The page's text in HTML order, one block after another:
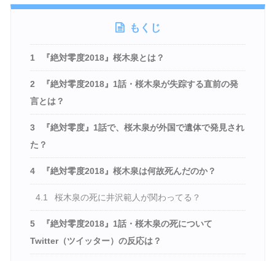
もくじ
1 『絶対零度2018』桜木泉とは？
2
『絶対零度2018』1話・桜木泉が失踪する直前の発
言とは？
3
『絶対零度』1話で、桜木泉が外国で遺体で発見され
た？
4 『絶対零度2018』桜木泉は何故死んだのか？
4.1 桜木泉の死に井沢範人が関わってる？
5
『絶対零度2018』1話・桜木泉の死について
Twitter（ツイッター）の反応は？